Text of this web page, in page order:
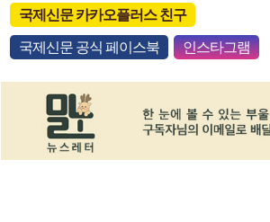
국제신문 카카오플러스 친구
국제신문 공식 페이스북 인스타그램